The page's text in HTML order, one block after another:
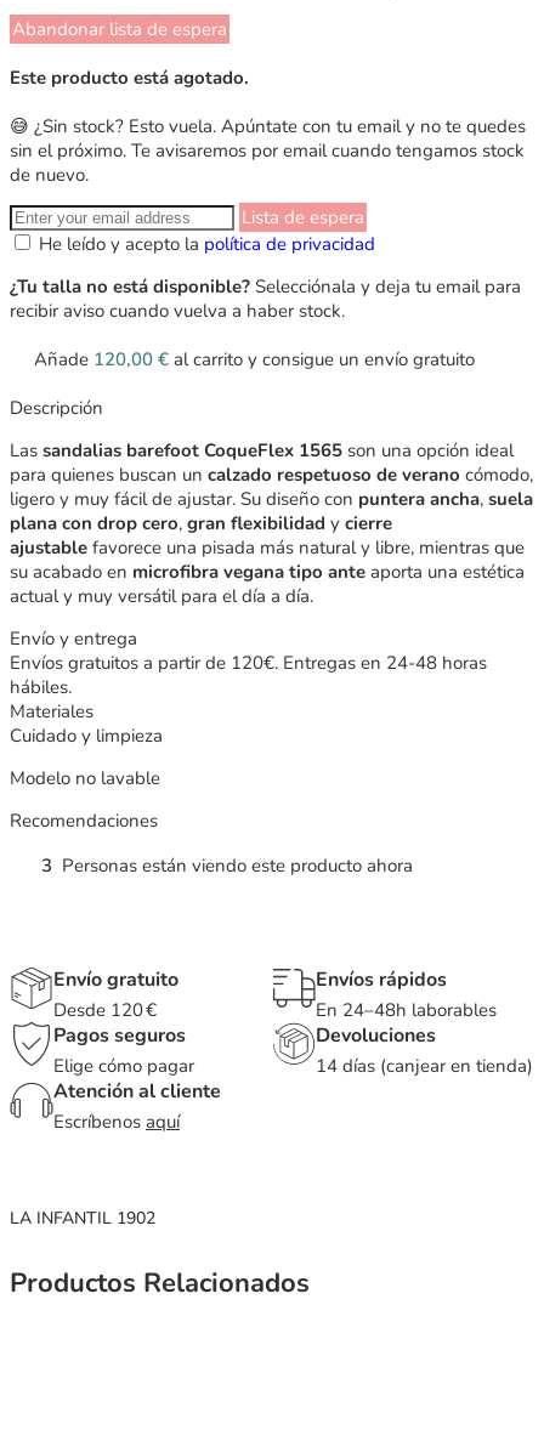
Abandonar lista de espera
Este producto está agotado.
😅 ¿Sin stock? Esto vuela. Apúntate con tu email y no te quedes
sin el próximo. Te avisaremos por email cuando tengamos stock
de nuevo.
Lista de espera
He leído y acepto la política de privacidad
¿Tu talla no está disponible? Selecciónala y deja tu email para
recibir aviso cuando vuelva a haber stock.
Añade 120,00 € al carrito y consigue un envío gratuito
Descripción
Las sandalias barefoot CoqueFlex 1565 son una opción ideal
para quienes buscan un calzado respetuoso de verano cómodo,
ligero y muy fácil de ajustar. Su diseño con puntera ancha, suela
plana con drop cero, gran flexibilidad y cierre
ajustable favorece una pisada más natural y libre, mientras que
su acabado en microfibra vegana tipo ante aporta una estética
actual y muy versátil para el día a día.
Envío y entrega
Envíos gratuitos a partir de 120€. Entregas en 24-48 horas
hábiles.
Materiales
Cuidado y limpieza
Modelo no lavable
Recomendaciones
3 Personas están viendo este producto ahora
Envío gratuito
Desde 120 €
Envíos rápidos
En 24–48h laborables
Pagos seguros
Elige cómo pagar
Devoluciones
14 días (canjear en tienda)
Atención al cliente
Escríbenos aquí
LA INFANTIL 1902
Productos Relacionados